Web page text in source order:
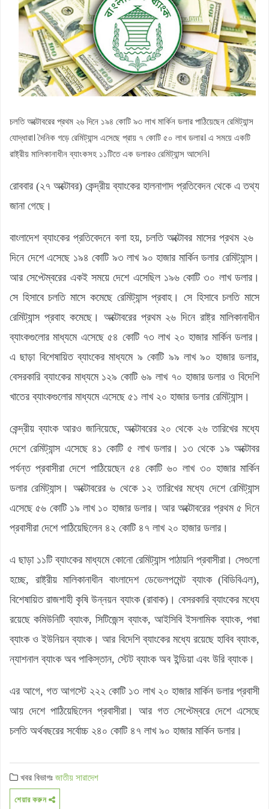
চলতি অক্টোবরের প্রথম ২৬ দিনে ১৯৪ কোটি ৯৩ লাখ মার্কিন ডলার পাঠিয়েছেন রেমিট্যান্স
যোদ্ধারা। দৈনিক গড়ে রেমিট্যান্স এসেছে প্রায় ৭ কোটি ৫০ লাখ ডলার। এ সময়ে একটি
রাষ্ট্রীয় মালিকানাধীন ব্যাংকসহ ১১টিতে এক ডলারও রেমিট্যান্স আসেনি।
রোববার (২৭ অক্টোবর) কেন্দ্রীয় ব্যাংকের হালনাগাদ প্রতিবেদন থেকে এ তথ্য
জানা গেছে।
বাংলাদেশ ব্যাংকের প্রতিবেদনে বলা হয়, চলতি অক্টোবর মাসের প্রথম ২৬
দিনে দেশে এসেছে ১৯৪ কোটি ৯৩ লাখ ৯০ হাজার মার্কিন ডলার রেমিট্যান্স।
আর সেপ্টেম্বরের একই সময়ে দেশে এসেছিল ১৯৬ কোটি ৩০ লাখ ডলার।
সে হিসাবে চলতি মাসে কমেছে রেমিট্যান্স প্রবাহ। সে হিসাবে চলতি মাসে
রেমিট্যান্স প্রবাহ কমেছে। অক্টোবরের প্রথম ২৬ দিনে রাষ্ট্র মালিকানাধীন
ব্যাংকগুলোর মাধ্যমে এসেছে ৫৪ কোটি ৭৩ লাখ ২০ হাজার মার্কিন ডলার।
এ ছাড়া বিশেষায়িত ব্যাংকের মাধ্যমে ৯ কোটি ৯৯ লাখ ৯০ হাজার ডলার,
বেসরকারি ব্যাংকের মাধ্যমে ১২৯ কোটি ৬৯ লাখ ৭০ হাজার ডলার ও বিদেশি
খাতের ব্যাংকগুলোর মাধ্যমে এসেছে ৫১ লাখ ২০ হাজার ডলার রেমিট্যান্স।
কেন্দ্রীয় ব্যাংক আরও জানিয়েছে, অক্টোবরের ২০ থেকে ২৬ তারিখের মধ্যে
দেশে রেমিট্যান্স এসেছে ৪১ কোটি ৫ লাখ ডলার। ১৩ থেকে ১৯ অক্টোবর
পর্যন্ত প্রবাসীরা দেশে পাঠিয়েছেন ৫৪ কোটি ৬০ লাখ ৩০ হাজার মার্কিন
ডলার রেমিট্যান্স। অক্টোবরের ৬ থেকে ১২ তারিখের মধ্যে দেশে রেমিট্যান্স
এসেছে ৫৬ কোটি ১৯ লাখ ১০ হাজার ডলার। আর অক্টোবরের প্রথম ৫ দিনে
প্রবাসীরা দেশে পাঠিয়েছিলেন ৪২ কোটি ৪৭ লাখ ২০ হাজার ডলার।
এ ছাড়া ১১টি ব্যাংকের মাধ্যমে কোনো রেমিট্যান্স পাঠায়নি প্রবাসীরা। সেগুলো
হচ্ছে, রাষ্ট্রীয় মালিকানাধীন বাংলাদেশ ডেভেলপমেন্ট ব্যাংক (বিডিবিএল),
বিশেষায়িত রাজশাহী কৃষি উন্নয়ন ব্যাংক (রাবাক)। বেসরকারি ব্যাংকের মধ্যে
রয়েছে কমিউনিটি ব্যাংক, সিটিজেন্স ব্যাংক, আইসিবি ইসলামিক ব্যাংক, পদ্মা
ব্যাংক ও ইউনিয়ন ব্যাংক। আর বিদেশি ব্যাংকের মধ্যে রয়েছে হাবিব ব্যাংক,
ন্যাশনাল ব্যাংক অব পাকিস্তান, স্টেট ব্যাংক অব ইন্ডিয়া এবং উরি ব্যাংক।
এর আগে, গত আগস্টে ২২২ কোটি ১৩ লাখ ২০ হাজার মার্কিন ডলার প্রবাসী
আয় দেশে পাঠিয়েছিলেন প্রবাসীরা। আর গত সেপ্টেম্বরে দেশে এসেছে
চলতি অর্থবছরের সর্বোচ্চ ২৪০ কোটি ৪৭ লাখ ৯০ হাজার মার্কিন ডলার।
খবর বিভাগঃজাতীয়সারাদেশ
শেয়ার করুন